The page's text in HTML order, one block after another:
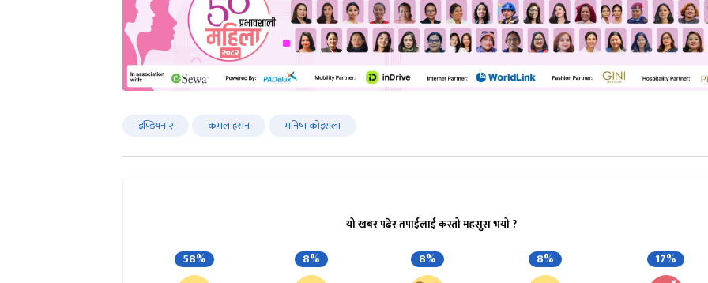
इण्डियन २ कमल हसन मनिषा कोइराला
यो खबर पढेर तपाईलाई कस्तो महसुस भयो ?
58% 8% 8% 8% 17%